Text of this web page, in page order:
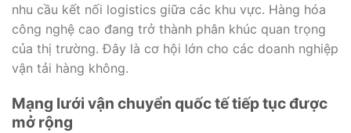
nhu cầu kết nối logistics giữa các khu vực. Hàng hóa
công nghệ cao đang trở thành phân khúc quan trọng
của thị trường. Đây là cơ hội lớn cho các doanh nghiệp
vận tải hàng không.
Mạng lưới vận chuyển quốc tế tiếp tục được
mở rộng